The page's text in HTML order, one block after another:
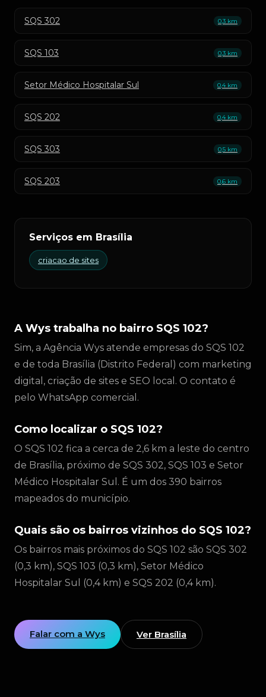
SQS 302 0,3 km
SQS 103 0,3 km
Setor Médico Hospitalar Sul 0,4 km
SQS 202 0,4 km
SQS 303 0,5 km
SQS 203 0,6 km
Serviços em Brasília
criacao de sites
A Wys trabalha no bairro SQS 102?
Sim, a Agência Wys atende empresas do SQS 102
e de toda Brasília (Distrito Federal) com marketing
digital, criação de sites e SEO local. O contato é
pelo WhatsApp comercial.
Como localizar o SQS 102?
O SQS 102 fica a cerca de 2,6 km a leste do centro
de Brasília, próximo de SQS 302, SQS 103 e Setor
Médico Hospitalar Sul. É um dos 390 bairros
mapeados do município.
Quais são os bairros vizinhos do SQS 102?
Os bairros mais próximos do SQS 102 são SQS 302
(0,3 km), SQS 103 (0,3 km), Setor Médico
Hospitalar Sul (0,4 km) e SQS 202 (0,4 km).
Falar com a Wys Ver Brasília